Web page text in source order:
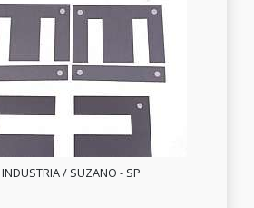
/ SUZANO - SP